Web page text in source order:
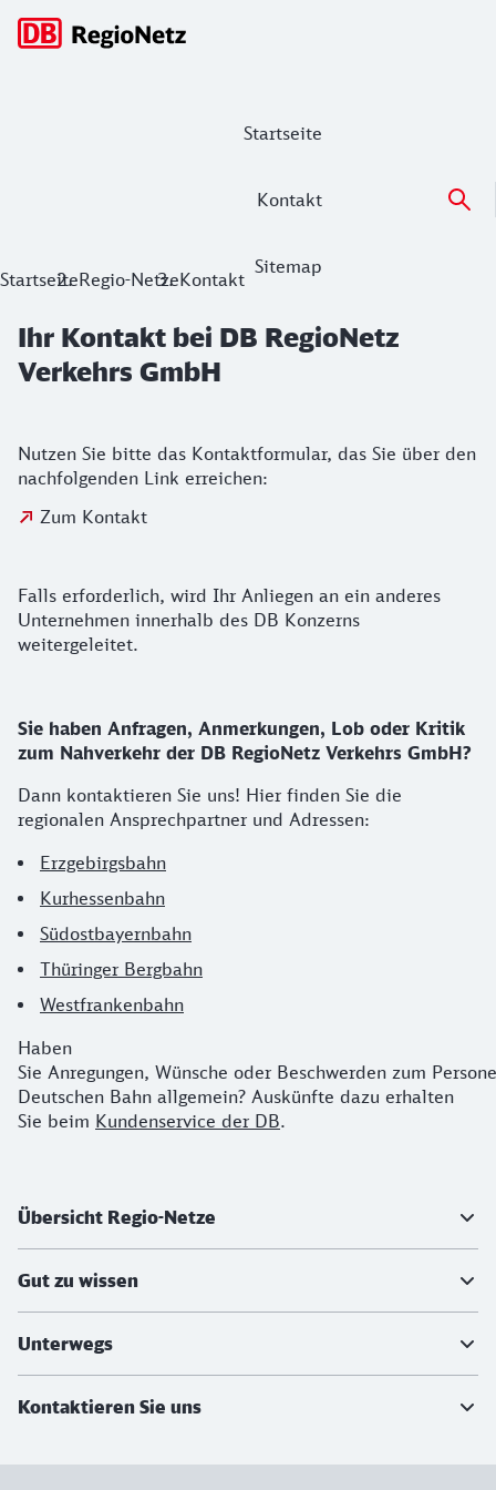
Startseite
Kontakt
Sitemap
Hauptnavigation
Ihr Kontakt bei DB RegioNetz
StartseiteRegio-NetzeKontakt
Ihr Kontakt bei DB RegioNetz
Verkehrs GmbH
Nutzen Sie bitte das Kontaktformular, das Sie über den
nachfolgenden Link erreichen:
Zum Kontakt
Falls erforderlich, wird Ihr Anliegen an ein anderes
Unternehmen innerhalb des DB Konzerns
weitergeleitet.
Sie haben Anfragen, Anmerkungen, Lob oder Kritik
zum Nahverkehr der DB RegioNetz Verkehrs GmbH?
Dann kontaktieren Sie uns! Hier finden Sie die
regionalen Ansprechpartner und Adressen:
Erzgebirgsbahn
Kurhessenbahn
Südostbayernbahn
Thüringer Bergbahn
Westfrankenbahn
Haben
Sie Anregungen, Wünsche oder Beschwerden zum
Deutschen Bahn allgemein? Auskünfte dazu erhalten
Sie beim Kundenservice der DB.
Weiterführende Informationen
Übersicht Regio-Netze
Gut zu wissen
Unterwegs
Kontaktieren Sie uns